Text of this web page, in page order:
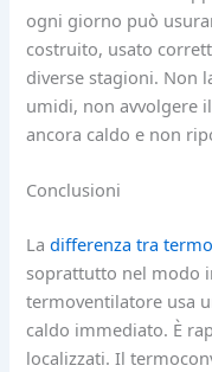
ogni giorno può
costruito, usato
diverse stagioni. Non
umidi, non avvolgere
ancora caldo e non
Conclusioni
Ladifferenza tra
soprattutto nel modo
termoventilatore usa
caldo immediato. È
localizzati. Il